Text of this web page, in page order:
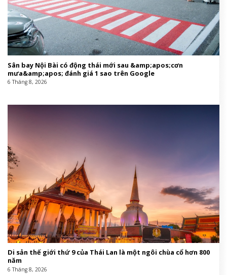
Sân bay Nội Bài có động thái mới sau &amp;apos;cơn
mưa&amp;apos; đánh giá 1 sao trên Google
6 Tháng 8, 2026
Di sản thế giới thứ 9 của Thái Lan là một ngôi chùa cổ hơn 800
năm
6 Tháng 8, 2026